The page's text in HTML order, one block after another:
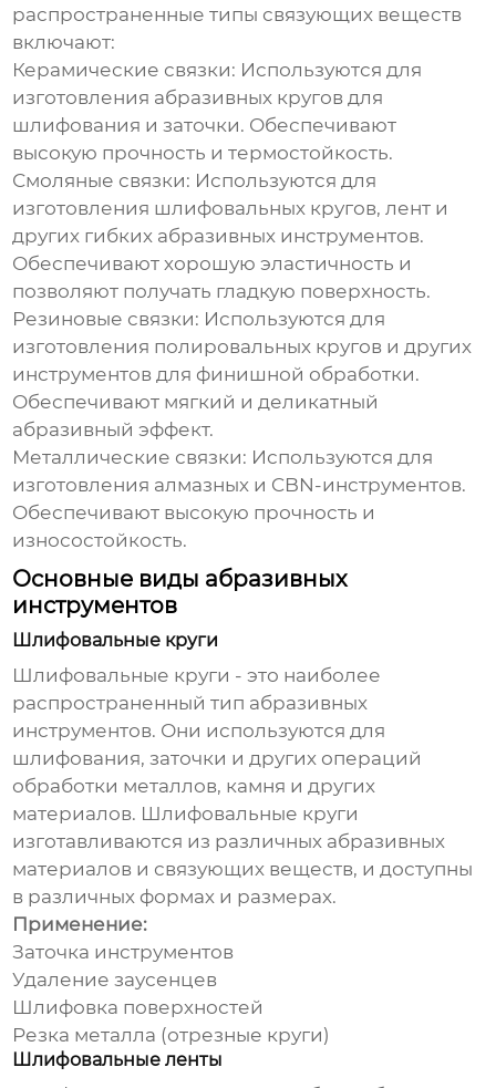
распространенные типы связующих веществ
включают:
Керамические связки: Используются для
изготовления абразивных кругов для
шлифования и заточки. Обеспечивают
высокую прочность и термостойкость.
Смоляные связки: Используются для
изготовления шлифовальных кругов, лент и
других гибких абразивных инструментов.
Обеспечивают хорошую эластичность и
позволяют получать гладкую поверхность.
Резиновые связки: Используются для
изготовления полировальных кругов и других
инструментов для финишной обработки.
Обеспечивают мягкий и деликатный
абразивный эффект.
Металлические связки: Используются для
изготовления алмазных и CBN-инструментов.
Обеспечивают высокую прочность и
износостойкость.
Основные виды абразивных
инструментов
Шлифовальные круги
Шлифовальные круги - это наиболее
распространенный тип абразивных
инструментов. Они используются для
шлифования, заточки и других операций
обработки металлов, камня и других
материалов. Шлифовальные круги
изготавливаются из различных абразивных
материалов и связующих веществ, и доступны
в различных формах и размерах.
Применение:
Заточка инструментов
Удаление заусенцев
Шлифовка поверхностей
Резка металла (отрезные круги)
Шлифовальные ленты